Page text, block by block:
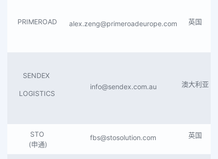
PRIMEROAD alex.zeng@primeroadeurope.com 英国
SENDEX
LOGISTICS
info@sendex.com.au 澳大利亚
STO
(申通)
fbs@stosolution.com 英国